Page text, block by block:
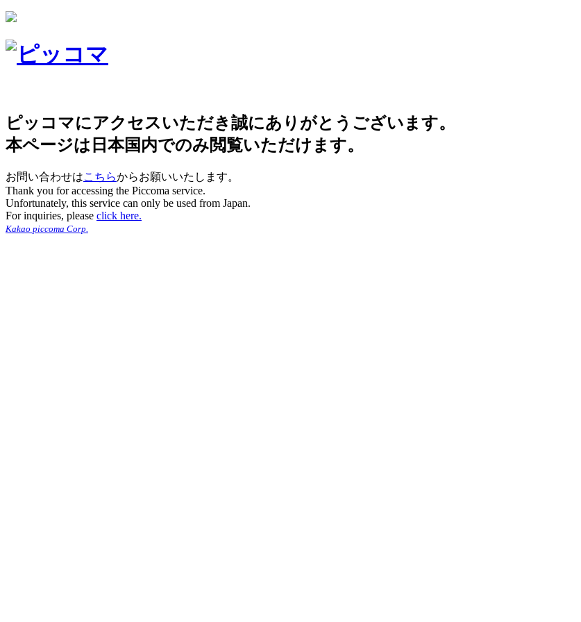
ピッコマにアクセスいただき誠にありがとうございます。
本ページは日本国内でのみ閲覧いただけます。
お問い合わせはこちらからお願いいたします。
Thank you for accessing the Piccoma service.
Unfortunately, this service can only be used from Japan.
For inquiries, please click here.
Kakao piccoma Corp.